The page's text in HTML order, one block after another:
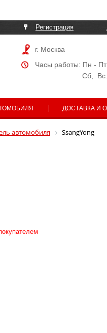
Регистрация
г. Москва
Часы работы: Пн -
Сб,
ДОСТАВКА И
автомобиля SsangYong